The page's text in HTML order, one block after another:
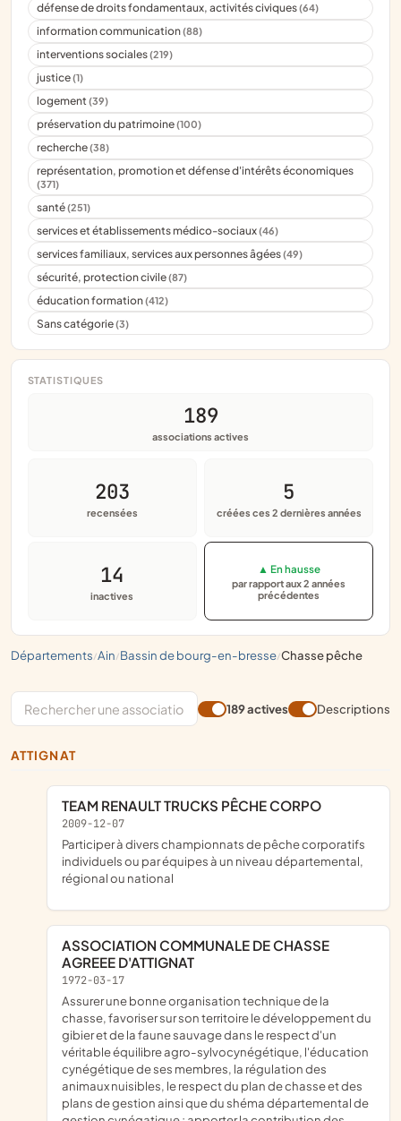
départements/ ain/ bassin de bourg-en-bresse/ chasse pêche
défense de droits fondamentaux, activités civiques(64)
information communication(88)
interventions sociales(219)
justice(1)
logement(39)
préservation du patrimoine(100)
recherche(38)
représentation, promotion et défense d'intérêts économiques
(371)
santé(251)
services et établissements médico-sociaux(46)
services familiaux, services aux personnes âgées(49)
sécurité, protection civile(87)
éducation formation(412)
Sans catégorie(3)
STATISTIQUES
189
associations actives
203
recensées
5
créées ces 2 dernières années
14
inactives
▲ En hausse
par rapport aux 2 années
précédentes
189 actives Descriptions
ATTIGNAT
TEAM RENAULT TRUCKS PÊCHE CORPO
2009-12-07
participer à divers championnats de pêche corporatifs
individuels ou par équipes à un niveau départemental,
régional ou national
ASSOCIATION COMMUNALE DE CHASSE
AGREEE D'ATTIGNAT
1972-03-17
assurer une bonne organisation technique de la
chasse, favoriser sur son territoire le développement du
gibier et de la faune sauvage dans le respect d'un
véritable équilibre agro-sylvocynégétique, l'éducation
cynégétique de ses membres, la régulation des
animaux nuisibles, le respect du plan de chasse et des
plans de gestion ainsi que du shéma départemental de